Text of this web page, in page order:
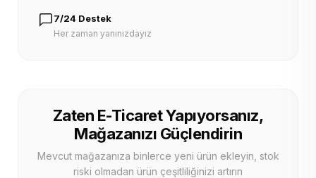
7/24 Destek
Her zaman yanınızdayız
Zaten E-Ticaret Yapıyorsanız,
Mağazanızı Güçlendirin
Mevcut mağazanıza binlerce yeni ürün ekleyin, stok
riski olmadan ürün çeşitliliğinizi artırın